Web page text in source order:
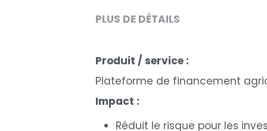
PLUS DE DÉTAILS
Produit / service :
Plateforme de financement
Impact :
Réduit le risque pour les